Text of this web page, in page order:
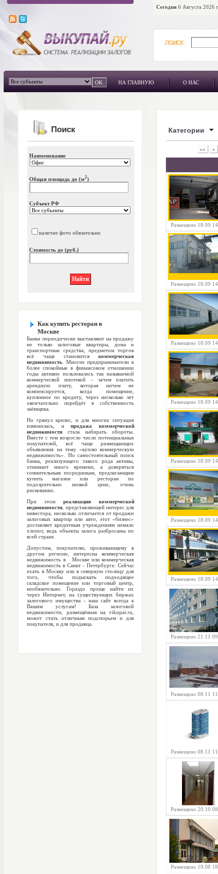
Сегодня 6 Августа 2026
НА ГЛАВНУЮ О НАС
Поиск
Наименование
Общая площадь до (м2)
Субъект РФ
наличие фото обязательно
Стоимость до (руб.)
Как купить ресторан в
Москве
Банки периодически выставляют на продажу
не только залоговые квартиры, дома и
транспортные средства, предметом торгов
всё чаще становитсякоммерческая
недвижимость . Многие предприниматели в
более спокойные в финансовом отношении
годы активно пользовались так называемой
коммерческой ипотекой – зачем платить
арендную плату, которая ничем не
компенсируется, когда помещение,
купленное по кредиту, через несколько лет
окончательно перейдёт в собственность
заёмщика.
Но грянул кризис, и для многих ситуация
изменилась, ипродажа коммерческой
недвижимости стала набирать обороты.
Вместе с тем возросло число потенциальных
покупателей, всё чаще размещающих
объявления на тему «куплю коммерческую
недвижимость». Но самостоятельный поиск
банка, реализующего такого рода активы,
отнимает много времени, а доверяться
сомнительным посредникам, предлагающим
купить магазин или ресторан по
подозрительно низкой цене, очень
рискованно.
При этом реализация коммерческой
недвижимости , представляющей интерес для
инвестора, несколько отличается от продажи
залоговых квартир или авто, этот «бизнес»
доставляет кредитным учреждениям немало
хлопот, ведь объекты залога разбросаны по
всей стране.
Допустим, покупателю, проживающему в
другом регионе, интересна коммерческая
недвижимость в Москве или коммерческая
недвижимость в Санкт - Петербурге. Сейчас
ехать в Москву или в северную столицу для
того, чтобы подыскать подходящее
складское помещение или торговый центр,
необязательно. Гораздо проще найти их
через Интернет, на существующих биржах
залогового имущества - наш сайт всегда к
Вашим услугам! База залоговой
недвижимости, размещённая на vikupai.ru,
может стать отличным подспорьем и для
покупателя, и для продавца.
Категории
«« «
Размещено 18.09
Размещено 18.09
Размещено 18.09
Размещено 18.09
Размещено 18.09
Размещено 18.09
Размещено 18.09
Размещено 21.11
Размещено 08.11
Размещено 08.11
Размещено 29.10
Размещено 19.08